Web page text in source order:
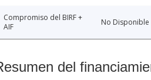
Compromiso del BIRF +
AIF
No Disponible
del